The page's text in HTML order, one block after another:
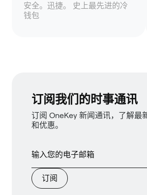
安全。迅捷。 史上最先进的冷
钱包
订阅我们的时事通讯
订阅 OneKey 新闻通讯，了解最
和优惠。
订阅